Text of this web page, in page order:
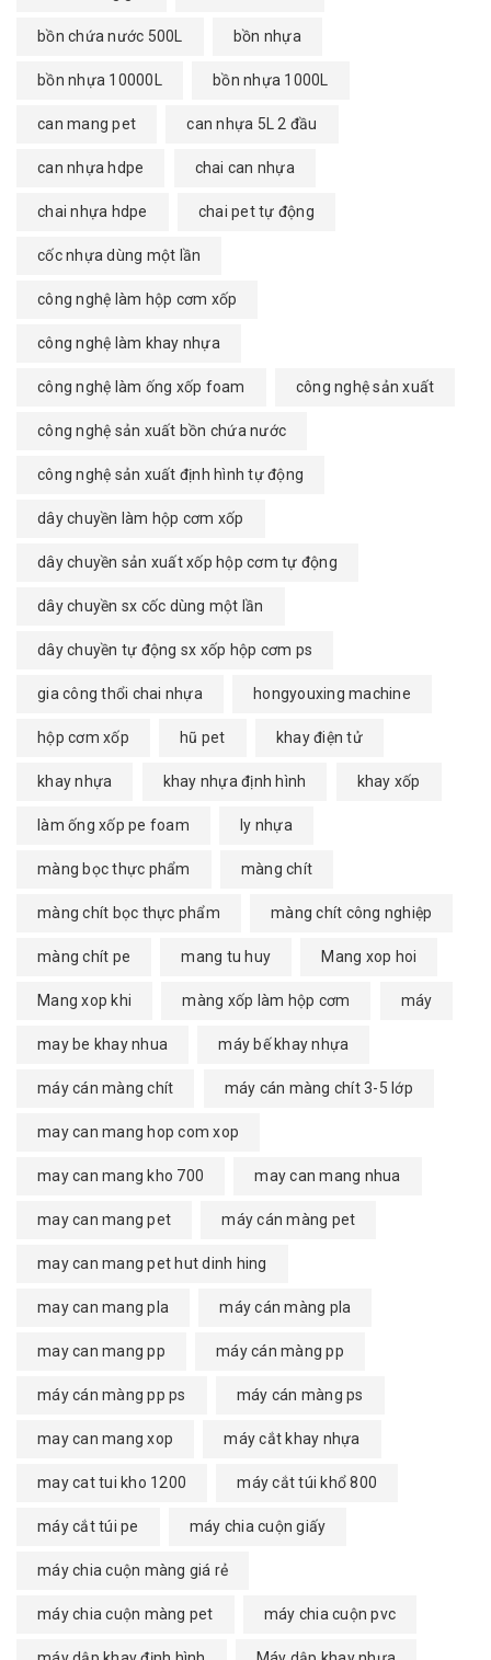
bồn chứa nước 500L bồn nhựa
bồn nhựa 10000L bồn nhựa 1000L
can mang pet can nhựa 5L 2 đầu
can nhựa hdpe chai can nhựa
chai nhựa hdpe chai pet tự động
cốc nhựa dùng một lần
công nghệ làm hộp cơm xốp
công nghệ làm khay nhựa
công nghệ làm ống xốp foam công nghệ sản xuất
công nghệ sản xuất bồn chứa nước
công nghệ sản xuất định hình tự động
dây chuyền làm hộp cơm xốp
dây chuyền sản xuất xốp hộp cơm tự động
dây chuyền sx cốc dùng một lần
dây chuyền tự động sx xốp hộp cơm ps
gia công thổi chai nhựa hongyouxing machine
hộp cơm xốp hũ pet khay điện tử
khay nhựa khay nhựa định hình khay xốp
làm ống xốp pe foam ly nhựa
màng bọc thực phẩm màng chít
màng chít bọc thực phẩm màng chít công nghiệp
màng chít pe mang tu huy Mang xop hoi
Mang xop khi màng xốp làm hộp cơm máy
may be khay nhua máy bế khay nhựa
máy cán màng chít máy cán màng chít 3-5 lớp
may can mang hop com xop
may can mang kho 700 may can mang nhua
may can mang pet máy cán màng pet
may can mang pet hut dinh hing
may can mang pla máy cán màng pla
may can mang pp máy cán màng pp
máy cán màng pp ps máy cán màng ps
may can mang xop máy cắt khay nhựa
may cat tui kho 1200 máy cắt túi khổ 800
máy cắt túi pe máy chia cuộn giấy
máy chia cuộn màng giá rẻ
máy chia cuộn màng pet máy chia cuộn pvc